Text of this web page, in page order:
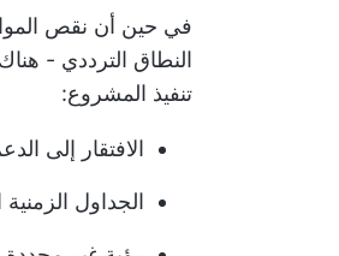
في حين أن نقص
النطاق الترددي -
تنفيذ المشروع:
الافتقار إلى
الجداول الزمنية